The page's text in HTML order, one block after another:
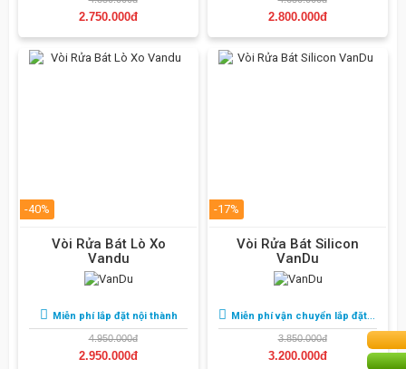
2.750.000đ 2.800.000đ
-40%
Vòi Rửa Bát Lò Xo
Vandu
Miễn phí lắp đặt nội thành
4.950.000đ
2.950.000đ
-17%
Vòi Rửa Bát Silicon
VanDu
Miễn phí vận chuyển lắp đặt nội thành
3.850.000đ
3.200.000đ